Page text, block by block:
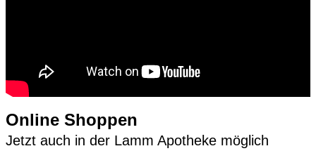
Online Shoppen
Jetzt auch in der Lamm Apotheke möglich